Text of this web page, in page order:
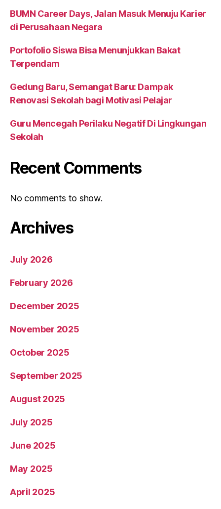
BUMN Career Days, Jalan Masuk Menuju Karier
di Perusahaan Negara
Portofolio Siswa Bisa Menunjukkan Bakat
Terpendam
Gedung Baru, Semangat Baru: Dampak
Renovasi Sekolah bagi Motivasi Pelajar
Guru Mencegah Perilaku Negatif Di Lingkungan
Sekolah
Recent Comments
No comments to show.
Archives
July 2026
February 2026
December 2025
November 2025
October 2025
September 2025
August 2025
July 2025
June 2025
May 2025
April 2025